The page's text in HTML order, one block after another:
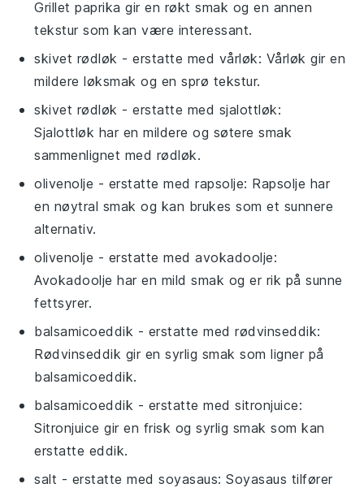
Grillet paprika gir en røkt smak og en annen
tekstur som kan være interessant.
skivet rødløk - erstatte med vårløk: Vårløk gir en
mildere løksmak og en sprø tekstur.
skivet rødløk - erstatte med sjalottløk:
Sjalottløk har en mildere og søtere smak
sammenlignet med rødløk.
olivenolje - erstatte medrapsolje: Rapsolje har
en nøytral smak og kan brukes som et sunnere
alternativ.
olivenolje - erstatte medavokadoolje:
Avokadoolje har en mild smak og er rik på sunne
fettsyrer.
balsamicoeddik - erstatte medrødvinseddik:
Rødvinseddik gir en syrlig smak som ligner på
balsamicoeddik.
balsamicoeddik - erstatte medsitronjuice:
Sitronjuice gir en frisk og syrlig smak som kan
erstatte eddik.
salt - erstatte medsoyasaus: Soyasaus tilfører